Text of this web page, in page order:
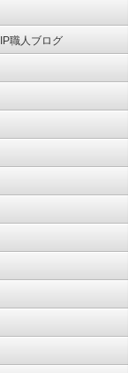
職人ブログ